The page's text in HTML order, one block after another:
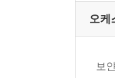
오케
보